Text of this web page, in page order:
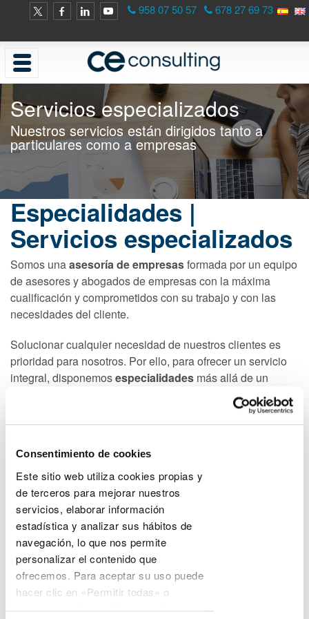
Consentimiento de cookies
Este sitio web utiliza cookies propias y
de terceros para mejorar nuestros
servicios, elaborar información
estadística y analizar sus hábitos de
navegación, lo que nos permite
personalizar el contenido que
ofrecemos. Para aceptar su uso puede
hacer clic en «Permitir todas» o
marcar aquellas cookies que desee
958 07 50 57 678 27 69 73
Servicios especializados
Nuestros servicios están dirigidos tanto a
particulares como a empresas
Especialidades |
Servicios especializados
Somos unaasesoría de empresasformada por un equipo
de asesores y abogados de empresas con la máxima
cualificación y comprometidos con su trabajo y con las
necesidades del cliente.
Solucionar cualquier necesidad de nuestros clientes es
prioridad para nosotros. Por ello, para ofrecer un servicio
integral, disponemosespecialidades más allá de un
Estamos especializados en las
Fundaciones y asociaciones
Somos la asesoría y consultoría de referencia de
Fundaciones, Asociaciones, Federaciones, ONGs y
entidades sin ánimo de lucro....